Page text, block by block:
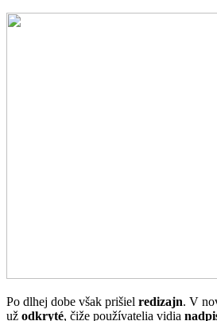
Po dlhej dobe však prišiel redizajn. V
už odkryté, čiže používatelia vidia